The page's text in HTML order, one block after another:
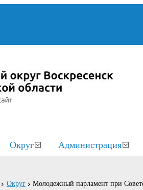
Округ Администрация
Округ Молодежный парламент при